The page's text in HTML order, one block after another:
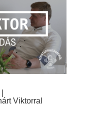
Viktorral